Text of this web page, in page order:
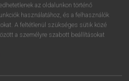
APPLIKÁCIÓ
az oldalunkon történő
használatához, és a felhasználók
A feltétlenül szükséges sütik közé
a személyre szabott beállításokat